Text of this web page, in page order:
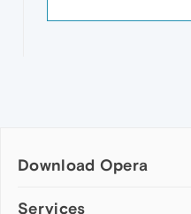
Download Opera
Computer browsers
Services